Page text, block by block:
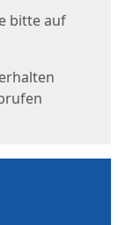
bitte auf